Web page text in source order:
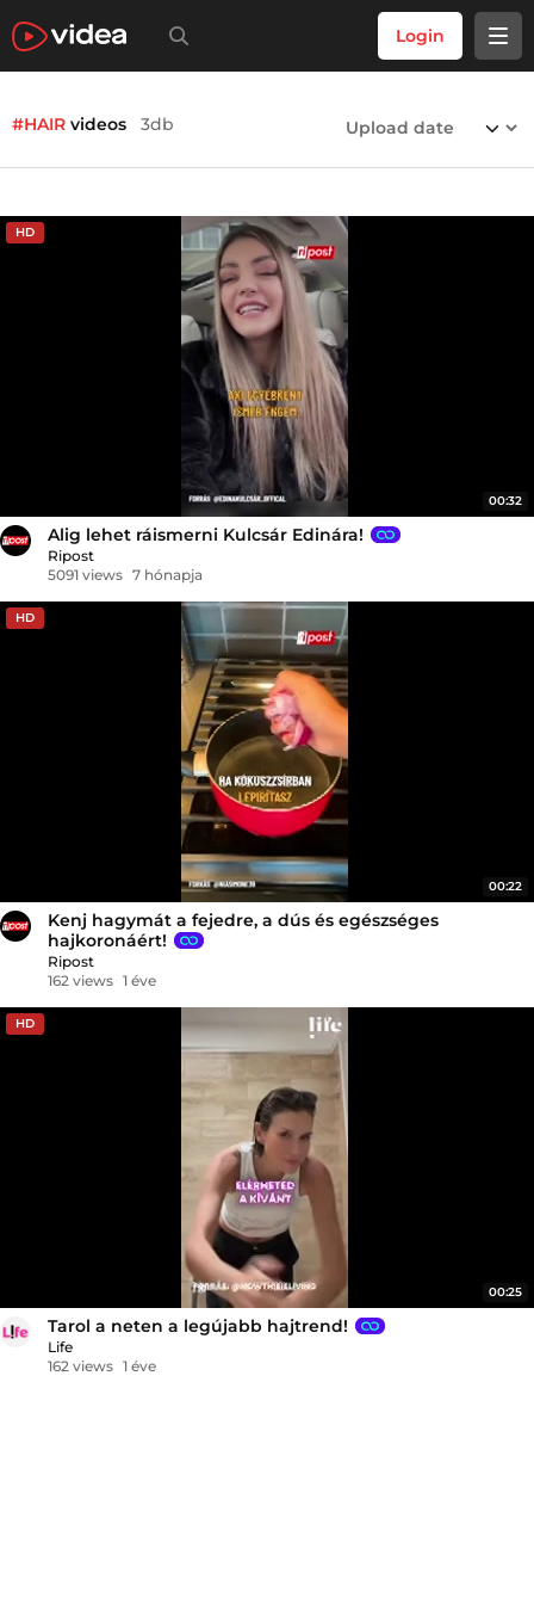
Login
#HAIR videos 3db
HD
00:32
Alig lehet ráismerni Kulcsár Edinára!
Ripost
5091 views 7 hónapja
HD
00:22
Kenj hagymát a fejedre, a dús és egészséges
hajkoronáért!
Ripost
162 views 1 éve
HD
00:25
Tarol a neten a legújabb hajtrend!
Life
162 views 1 éve